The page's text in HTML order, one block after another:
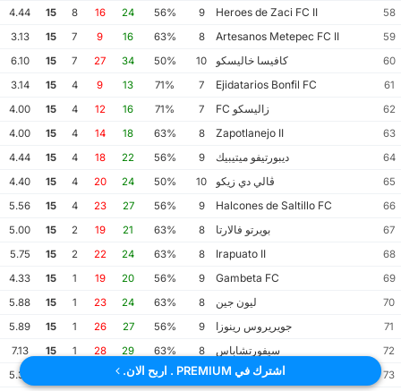
58
9
56%
24
16
8
15
4.44
59
8
63%
16
9
7
15
3.13
60
كافيسا خاليسكو 10
50%
34
27
7
15
6.10
61
7
71%
13
9
4
15
3.14
62
زاليسكو FC 7
71%
16
12
4
15
4.00
63
8
63%
18
14
4
15
4.00
64
ديبورتيفو ميتيبيك 9
56%
22
18
4
15
4.44
65
ڤالي دي زيكو 10
50%
24
20
4
15
4.40
66
9
56%
27
23
4
15
5.56
67
بويرتو فالارتا 8
63%
21
19
2
15
5.00
68
8
63%
24
22
2
15
5.75
69
9
56%
20
19
1
15
4.33
70
ليون جين 8
63%
24
23
1
15
5.88
71
جويريروس رينوزا 9
56%
27
26
1
15
5.89
72
سيفورتشاباس 8
63%
29
28
1
15
7.13
73
9
56%
24
5.33 اشترك في PREMIUM . اربح الان.